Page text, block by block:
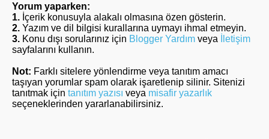
Yorum yaparken:
1. İçerik konusuyla alakalı olmasına özen gösterin.
2. Yazım ve dil bilgisi kurallarına uymayı ihmal etmeyin.
3. Konu dışı sorularınız için Blogger Yardım veya
İletişim
sayfalarını kullanın.
Not: Farklı sitelere yönlendirme veya tanıtım amacı
taşıyan yorumlar spam olarak işaretlenip silinir. Sitenizi
tanıtmak için tanıtım yazısı veya misafir yazarlık
seçeneklerinden yararlanabilirsiniz.